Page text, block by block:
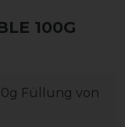
100G
Füllung von